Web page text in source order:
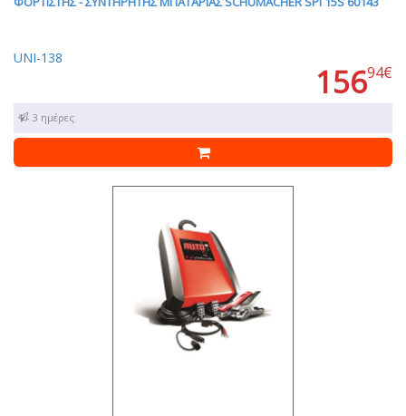
UNI-138
15694€
1 - 3 ημέρες